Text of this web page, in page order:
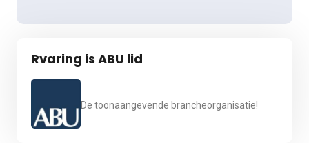
Rvaring is ABU lid
De toonaangevende brancheorganisatie!